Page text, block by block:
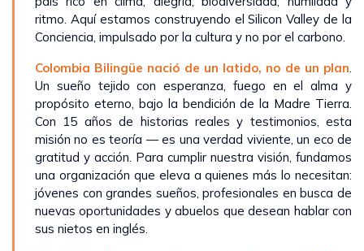
ritmo. Aquí estamos construyendo el Silicon Valley de la
Conciencia, impulsado por la cultura y no por el carbono.
Colombia Bilingüe nació de un latido, no de un plan.
Un sueño tejido con esperanza, fuego en el alma y
propósito eterno, bajo la bendición de la Madre Tierra.
Con 15 años de historias reales y testimonios, esta
misión no es teoría — es una verdad viviente, un eco de
gratitud y acción. Para cumplir nuestra visión, fundamos
una organización que eleva a quienes más lo necesitan:
jóvenes con grandes sueños, profesionales en busca de
nuevas oportunidades y abuelos que desean hablar con
sus nietos en inglés.